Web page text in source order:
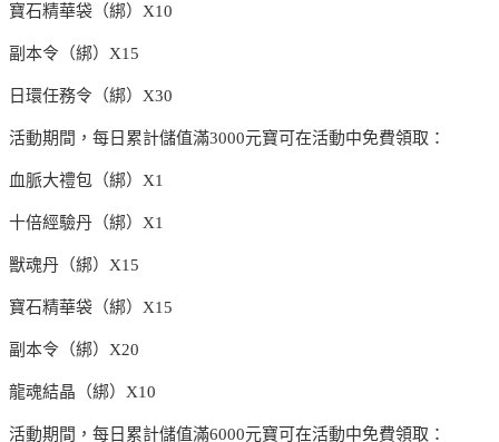
寶石精華袋（綁）X10
副本令（綁）X15
日環任務令（綁）X30
活動期間，每日累計儲值滿3000元寶可在活動中免費領取：
血脈大禮包（綁）X1
十倍經驗丹（綁）X1
獸魂丹（綁）X15
寶石精華袋（綁）X15
副本令（綁）X20
龍魂結晶（綁）X10
活動期間，每日累計儲值滿6000元寶可在活動中免費領取：